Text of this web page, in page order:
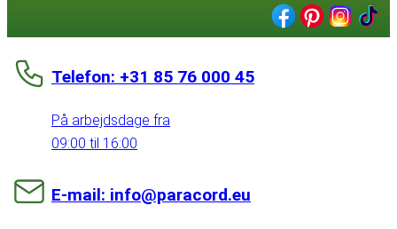
Telefon: +31 85 76 000 45
På arbejdsdage fra
09:00 til 16:00
E-mail: info@paracord.eu